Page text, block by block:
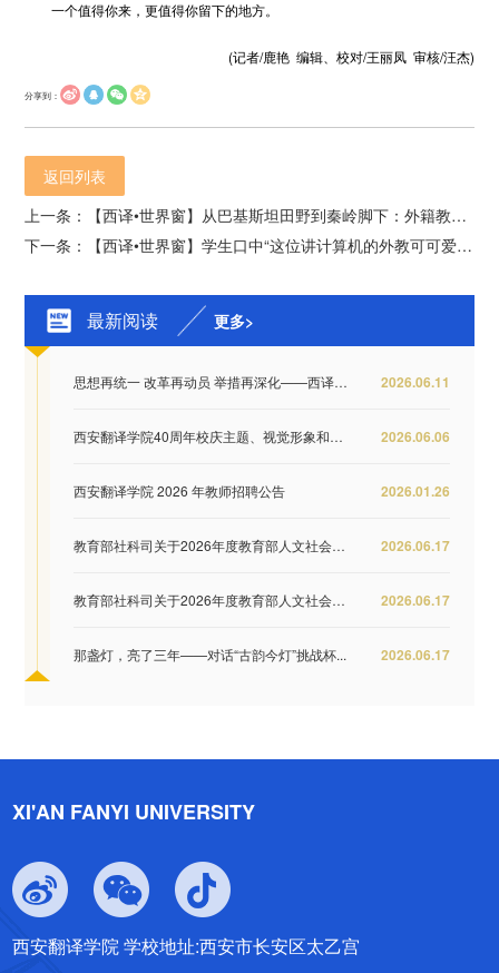
一个值得你来，更值得你留下的地方。
(记者/鹿艳 编辑、校对/王丽凤 审核/汪杰)
分享到：
返回列表
上一条：【西译•世界窗】从巴基斯坦田野到秦岭脚下：外籍教师金乐天博士的“无界课堂”
下一条：【西译•世界窗】学生口中“这位讲计算机的外教可可爱爱”——访赞比亚外教Kawana Starlin
最新阅读 更多>
2026.06.11
思想再统一 改革再动员 举措再深化——西译全...
2026.06.06
西安翻译学院40周年校庆主题、视觉形象和纪念...
2026.01.26
西安翻译学院 2026 年教师招聘公告
2026.06.17
教育部社科司关于2026年度教育部人文社会科学...
2026.06.17
教育部社科司关于2026年度教育部人文社会科学...
2026.06.17
那盏灯，亮了三年——对话“古韵今灯”挑战杯...
XI'AN FANYI UNIVERSITY
西安翻译学院 学校地址:西安市长安区太乙宫